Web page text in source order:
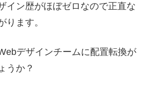
イン歴がほぼゼロなので正直な
ります。
デザインチームに配置転換が
うか？